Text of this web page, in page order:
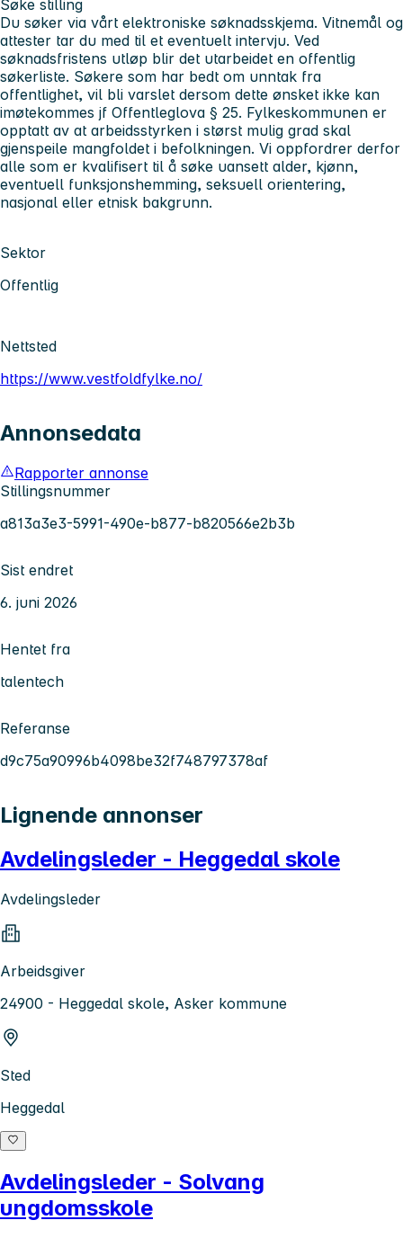
Søke stilling
Du søker via vårt elektroniske søknadsskjema. Vitnemål og
attester tar du med til et eventuelt intervju. Ved
søknadsfristens utløp blir det utarbeidet en offentlig
søkerliste. Søkere som har bedt om unntak fra
offentlighet, vil bli varslet dersom dette ønsket ikke kan
imøtekommes jf Offentleglova § 25. Fylkeskommunen er
opptatt av at arbeidsstyrken i størst mulig grad skal
gjenspeile mangfoldet i befolkningen. Vi oppfordrer derfor
alle som er kvalifisert til å søke uansett alder, kjønn,
eventuell funksjonshemming, seksuell orientering,
nasjonal eller etnisk bakgrunn.
Sektor
Offentlig
Nettsted
https://www.vestfoldfylke.no/
Annonsedata
Rapporter annonse
Stillingsnummer
a813a3e3-5991-490e-b877-b820566e2b3b
Sist endret
6. juni 2026
Hentet fra
talentech
Referanse
d9c75a90996b4098be32f748797378af
Lignende annonser
Avdelingsleder - Heggedal skole
Avdelingsleder
Arbeidsgiver
24900 - Heggedal skole, Asker kommune
Sted
Heggedal
Avdelingsleder - Solvang
ungdomsskole